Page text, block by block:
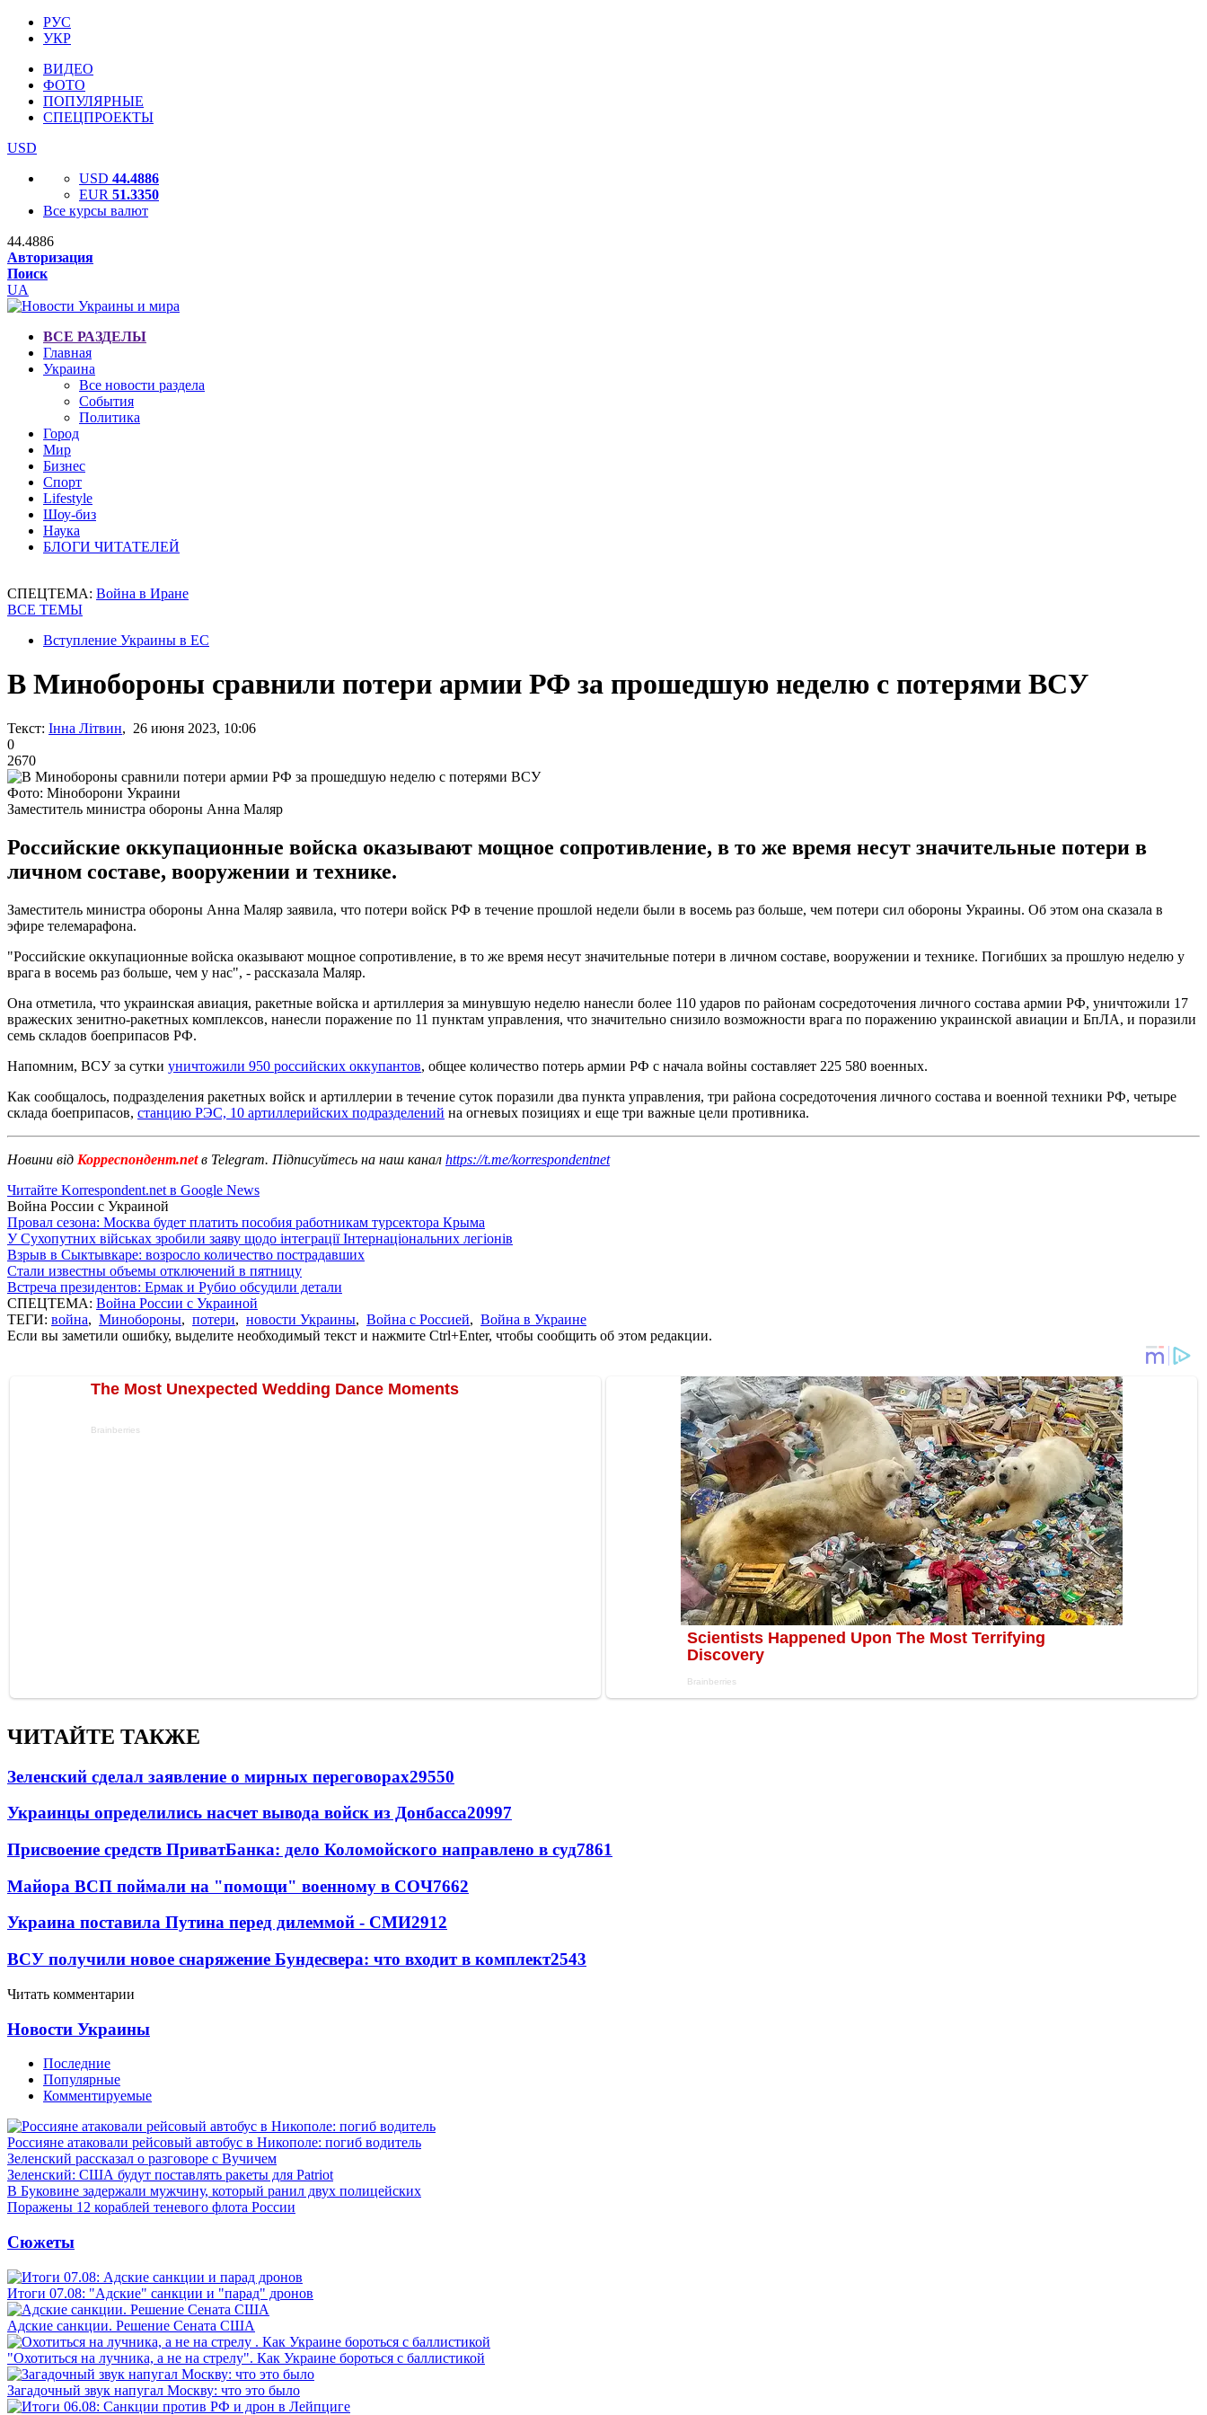
РУС
УКР
ВИДЕО
ФОТО
ПОПУЛЯРНЫЕ
СПЕЦПРОЕКТЫ
USD
USD 44.4886
EUR 51.3350
Все курсы валют
44.4886
Авторизация
Поиск
UA
ВСЕ РАЗДЕЛЫ
Главная
Украина
Все новости раздела
События
Политика
Город
Мир
Бизнес
Спорт
Lifestyle
Шоу-биз
Наука
БЛОГИ ЧИТАТЕЛЕЙ
СПЕЦТЕМА: Война в Иране
ВСЕ ТЕМЫ
Вступление Украины в ЕС
В Минобороны сравнили потери армии РФ за прошедшую неделю с потерями ВСУ
Текст: Інна Літвин, 26 июня 2023, 10:06
0
2670
Фото: Міноборони Украини
Заместитель министра обороны Анна Маляр
Российские оккупационные войска оказывают мощное сопротивление, в то же время несут значительные потери в
личном составе, вооружении и технике.
Заместитель министра обороны Анна Маляр заявила, что потери войск РФ в течение прошлой недели были в восемь раз больше, чем потери сил обороны Украины. Об этом она сказала в
эфире телемарафона.
"Российские оккупационные войска оказывают мощное сопротивление, в то же время несут значительные потери в личном составе, вооружении и технике. Погибших за прошлую неделю у
врага в восемь раз больше, чем у нас", - рассказала Маляр.
Она отметила, что украинская авиация, ракетные войска и артиллерия за минувшую неделю нанесли более 110 ударов по районам сосредоточения личного состава армии РФ, уничтожили 17
вражеских зенитно-ракетных комплексов, нанесли поражение по 11 пунктам управления, что значительно снизило возможности врага по поражению украинской авиации и БпЛА, и поразили
семь складов боеприпасов РФ.
Напомним, ВСУ за сутки уничтожили 950 российских оккупантов, общее количество потерь армии РФ с начала войны составляет 225 580 военных.
Как сообщалось, подразделения ракетных войск и артиллерии в течение суток поразили два пункта управления, три района сосредоточения личного состава и военной техники РФ, четыре
склада боеприпасов, станцию РЭС, 10 артиллерийских подразделений на огневых позициях и еще три важные цели противника.
Новини від Корреспондент.netв Telegram. Підписуйтесь на наш канал https://t.me/korrespondentnet
Читайте Korrespondent.net в Google News
Война России с Украиной
Провал сезона: Москва будет платить пособия работникам турсектора Крыма
У Сухопутних військах зробили заяву щодо інтеграції Інтернаціональних легіонів
Взрыв в Сыктывкаре: возросло количество пострадавших
Стали известны объемы отключений в пятницу
Встреча президентов: Ермак и Рубио обсудили детали
СПЕЦТЕМА: Война России с Украиной
ТЕГИ: война, Минобороны, потери, новости Украины, Война с Россией, Война в Украине
Если вы заметили ошибку, выделите необходимый текст и нажмите Ctrl+Enter, чтобы сообщить об этом редакции.
ЧИТАЙТЕ ТАКЖЕ
Зеленский сделал заявление о мирных переговорах29550
Украинцы определились насчет вывода войск из Донбасса20997
Присвоение средств ПриватБанка: дело Коломойского направлено в суд7861
Майора ВСП поймали на "помощи" военному в СОЧ7662
Украина поставила Путина перед дилеммой - СМИ2912
ВСУ получили новое снаряжение Бундесвера: что входит в комплект2543
Читать комментарии
Новости Украины
Последние
Популярные
Комментируемые
Россияне атаковали рейсовый автобус в Никополе: погиб водитель
Зеленский рассказал о разговоре с Вучичем
Зеленский: США будут поставлять ракеты для Patriot
В Буковине задержали мужчину, который ранил двух полицейских
Поражены 12 кораблей теневого флота России
Сюжеты
Итоги 07.08: "Адские" санкции и "парад" дронов
Адские санкции. Решение Сената США
"Охотиться на лучника, а не на стрелу". Как Украине бороться с баллистикой
Загадочный звук напугал Москву: что это было